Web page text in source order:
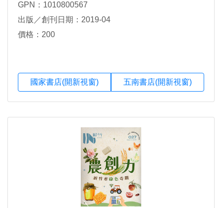
GPN：1010800567
出版／創刊日期：2019-04
價格：200
國家書店(開新視窗) 五南書店(開新視窗)